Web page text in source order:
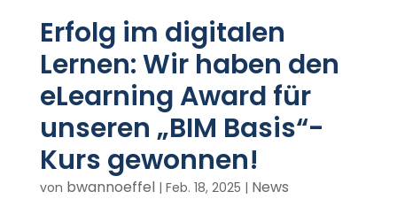
Erfolg im digitalen
Lernen: Wir haben den
eLearning Award für
unseren „BIM Basis“-
Kurs gewonnen!
von bwannoeffel| Feb. 18, 2025 | News